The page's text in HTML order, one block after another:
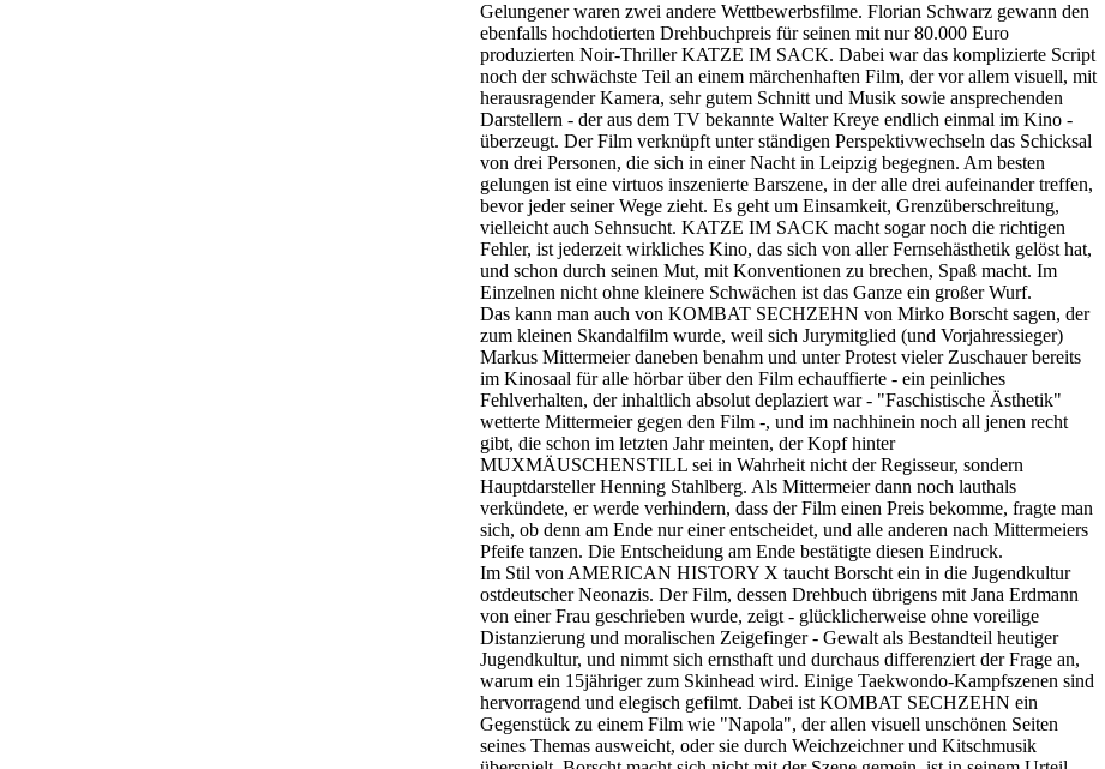
Gelungener waren zwei andere Wettbewerbsfilme. Florian Schwarz gewann den
ebenfalls hochdotierten Drehbuchpreis für seinen mit nur 80.000 Euro
produzierten Noir-Thriller KATZE IM SACK. Dabei war das komplizierte Script
noch der schwächste Teil an einem märchenhaften Film, der vor allem visuell, mit
herausragender Kamera, sehr gutem Schnitt und Musik sowie ansprechenden
Darstellern - der aus dem TV bekannte Walter Kreye endlich einmal im Kino -
überzeugt. Der Film verknüpft unter ständigen Perspektivwechseln das Schicksal
von drei Personen, die sich in einer Nacht in Leipzig begegnen. Am besten
gelungen ist eine virtuos inszenierte Barszene, in der alle drei aufeinander treffen,
bevor jeder seiner Wege zieht. Es geht um Einsamkeit, Grenzüberschreitung,
vielleicht auch Sehnsucht. KATZE IM SACK macht sogar noch die richtigen
Fehler, ist jederzeit wirkliches Kino, das sich von aller Fernsehästhetik gelöst hat,
und schon durch seinen Mut, mit Konventionen zu brechen, Spaß macht. Im
Einzelnen nicht ohne kleinere Schwächen ist das Ganze ein großer Wurf.
Das kann man auch von KOMBAT SECHZEHN von Mirko Borscht sagen, der
zum kleinen Skandalfilm wurde, weil sich Jurymitglied (und Vorjahressieger)
Markus Mittermeier daneben benahm und unter Protest vieler Zuschauer bereits
im Kinosaal für alle hörbar über den Film echauffierte - ein peinliches
Fehlverhalten, der inhaltlich absolut deplaziert war - "Faschistische Ästhetik"
wetterte Mittermeier gegen den Film -, und im nachhinein noch all jenen recht
gibt, die schon im letzten Jahr meinten, der Kopf hinter
MUXMÄUSCHENSTILL sei in Wahrheit nicht der Regisseur, sondern
Hauptdarsteller Henning Stahlberg. Als Mittermeier dann noch lauthals
verkündete, er werde verhindern, dass der Film einen Preis bekomme, fragte man
sich, ob denn am Ende nur einer entscheidet, und alle anderen nach Mittermeiers
Pfeife tanzen. Die Entscheidung am Ende bestätigte diesen Eindruck.
Im Stil von AMERICAN HISTORY X taucht Borscht ein in die Jugendkultur
ostdeutscher Neonazis. Der Film, dessen Drehbuch übrigens mit Jana Erdmann
von einer Frau geschrieben wurde, zeigt - glücklicherweise ohne voreilige
Distanzierung und moralischen Zeigefinger - Gewalt als Bestandteil heutiger
Jugendkultur, und nimmt sich ernsthaft und durchaus differenziert der Frage an,
warum ein 15jähriger zum Skinhead wird. Einige Taekwondo-Kampfszenen sind
hervorragend und elegisch gefilmt. Dabei ist KOMBAT SECHZEHN ein
Gegenstück zu einem Film wie "Napola", der allen visuell unschönen Seiten
seines Themas ausweicht, oder sie durch Weichzeichner und Kitschmusik